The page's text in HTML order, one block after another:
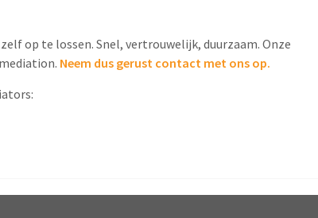
zelf op te lossen. Snel, vertrouwelijk, duurzaam. Onze
Neem dus gerust contact met ons op.